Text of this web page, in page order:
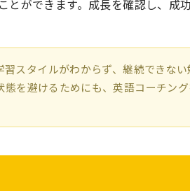
ができます。成長を確認し、成
スタイルがわからず、継続できない
態を避けるためにも、英語コーチン